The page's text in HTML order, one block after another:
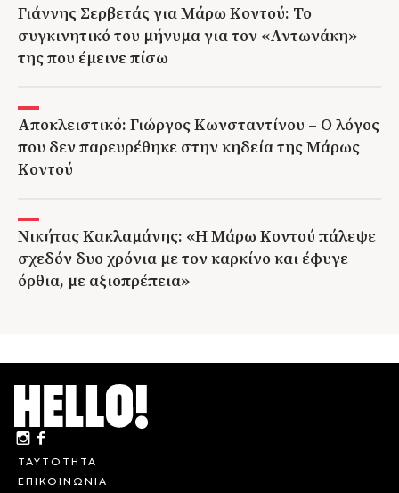
Γιάννης Σερβετάς για Μάρω Κοντού: Το
συγκινητικό του μήνυμα για τον «Αντωνάκη»
της που έμεινε πίσω
Αποκλειστικό: Γιώργος Κωνσταντίνου – Ο λόγος
που δεν παρευρέθηκε στην κηδεία της Μάρως
Κοντού
Νικήτας Κακλαμάνης: «Η Μάρω Κοντού πάλεψε
σχεδόν δυο χρόνια με τον καρκίνο και έφυγε
όρθια, με αξιοπρέπεια»
ΤΑΥΤΟΤΗΤΑ
ΕΠΙΚΟΙΝΩΝΙΑ